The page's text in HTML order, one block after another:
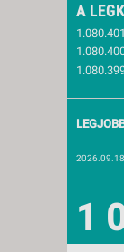
A
2026.09.18
1